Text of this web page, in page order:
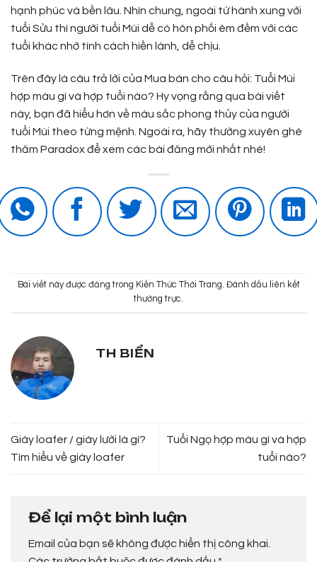
hạnh phúc và bền lâu. Nhìn chung, ngoài tứ hành xung với
tuổi Sửu thì người tuổi Mùi dễ có hôn phối êm đềm với các
tuổi khác nhờ tính cách hiền lành, dễ chịu.
Trên đây là câu trả lời của Mua bán cho câu hỏi: Tuổi Mùi
hợp màu gì và hợp tuổi nào? Hy vọng rằng qua bài viết
này, bạn đã hiểu hơn về màu sắc phong thủy của người
tuổi Mùi theo từng mệnh. Ngoài ra, hãy thường xuyên ghé
thăm Paradox để xem các bài đăng mới nhất nhé!
Bài viết này được đăng trong Kiến Thức Thời Trang. Đánh dấu
liên kết
thường trực.
TH BIỂN
Giày loafer / giày lười là gì?
Tìm hiểu về giày loafer
Tuổi Ngọ hợp màu gì và hợp
tuổi nào?
Để lại một bình luận
Email của bạn sẽ không được hiển thị công khai.